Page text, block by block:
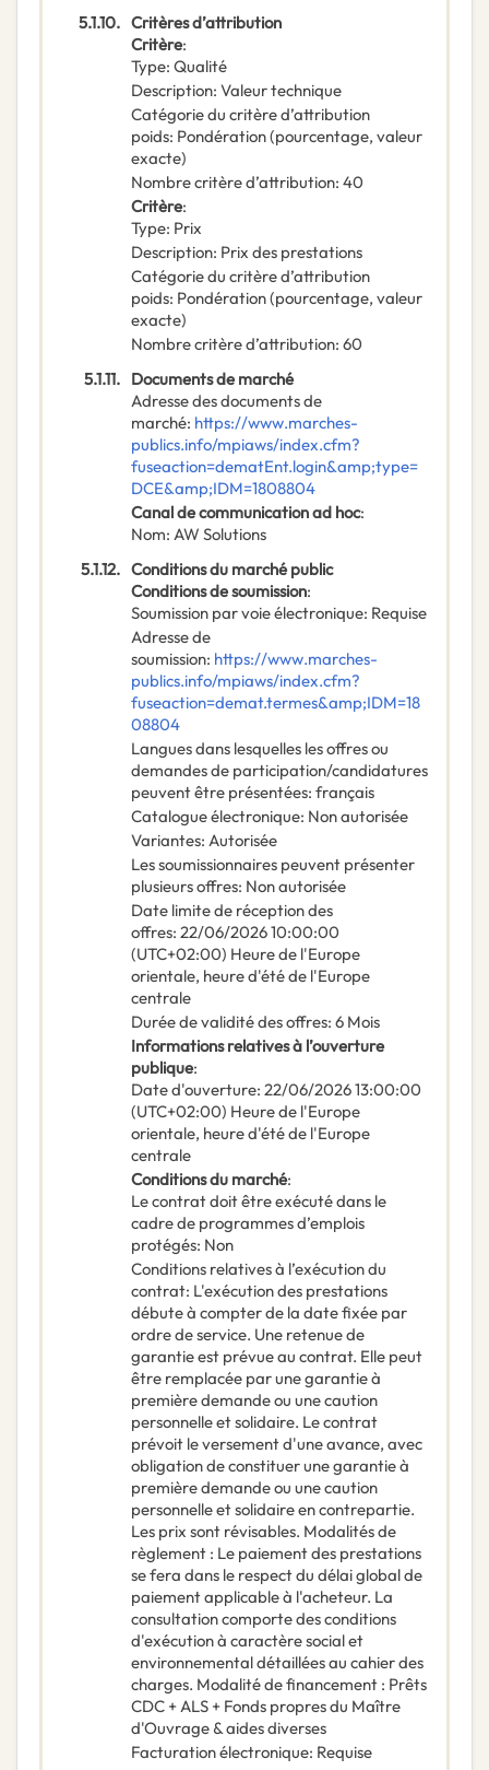
5.1.10. Critères d’attribution
Critère:
Type: Qualité
Description: Valeur technique
Catégorie du critère d’attribution
poids: Pondération (pourcentage, valeur
exacte)
Nombre critère d’attribution: 40
Critère:
Type: Prix
Description: Prix des prestations
Catégorie du critère d’attribution
poids: Pondération (pourcentage, valeur
exacte)
Nombre critère d’attribution: 60
5.1.11. Documents de marché
Adresse des documents de
marché: https://www.marches-
publics.info/mpiaws/index.cfm?
fuseaction=dematEnt.login&amp;type=
DCE&amp;IDM=1808804
Canal de communication ad hoc:
Nom: AW Solutions
5.1.12. Conditions du marché public
Conditions de soumission:
Soumission par voie électronique: Requise
Adresse de
soumission: https://www.marches-
publics.info/mpiaws/index.cfm?
fuseaction=demat.termes&amp;IDM=18
08804
Langues dans lesquelles les offres ou
demandes de participation/candidatures
peuvent être présentées: français
Catalogue électronique: Non autorisée
Variantes: Autorisée
Les soumissionnaires peuvent présenter
plusieurs offres: Non autorisée
Date limite de réception des
offres: 22/06/202610:00:00
(UTC+02:00) Heure de l'Europe
orientale, heure d'été de l'Europe
centrale
Durée de validité des offres: 6 Mois
Informations relatives à l’ouverture
publique:
Date d'ouverture: 22/06/202613:00:00
(UTC+02:00) Heure de l'Europe
orientale, heure d'été de l'Europe
centrale
Conditions du marché:
Le contrat doit être exécuté dans le
cadre de programmes d’emplois
protégés: Non
Conditions relatives à l’exécution du
contrat: L'exécution des prestations
débute à compter de la date fixée par
ordre de service. Une retenue de
garantie est prévue au contrat. Elle peut
être remplacée par une garantie à
première demande ou une caution
personnelle et solidaire. Le contrat
prévoit le versement d'une avance, avec
obligation de constituer une garantie à
première demande ou une caution
personnelle et solidaire en contrepartie.
Les prix sont révisables. Modalités de
règlement : Le paiement des prestations
se fera dans le respect du délai global de
paiement applicable à l'acheteur. La
consultation comporte des conditions
d'exécution à caractère social et
environnemental détaillées au cahier des
charges. Modalité de financement : Prêts
CDC + ALS + Fonds propres du Maître
d'Ouvrage & aides diverses
Facturation électronique: Requise